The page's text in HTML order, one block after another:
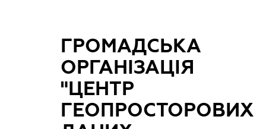
ГРОМАДСЬКА
ОРГАНІЗАЦІЯ
"ЦЕНТР
ГЕОПРОСТОРОВИХ